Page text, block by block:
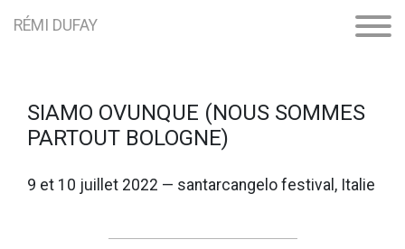
RÉMI DUFAY
SIAMO OVUNQUE (NOUS SOMMES
PARTOUT BOLOGNE)
9 et 10 juillet 2022 — santarcangelo festival, Italie